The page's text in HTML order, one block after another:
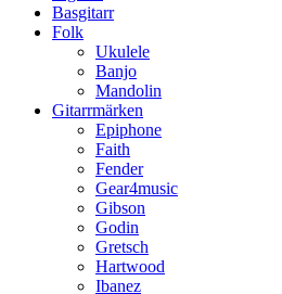
Basgitarr
Folk
Ukulele
Banjo
Mandolin
Gitarrmärken
Epiphone
Faith
Fender
Gear4music
Gibson
Godin
Gretsch
Hartwood
Ibanez